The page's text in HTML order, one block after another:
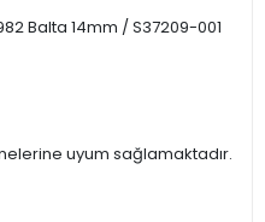
Balta 14mm / S37209-001
uyum sağlamaktadır.